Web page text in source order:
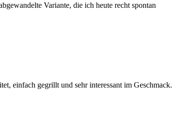
Variante, die ich heute recht spontan
einfach gegrillt und sehr interessant im Geschmack.